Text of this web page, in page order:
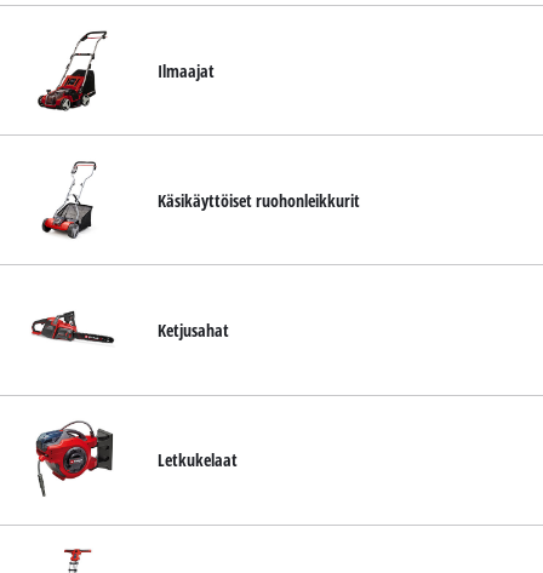
FISuomi
English
Ilmaajat
Käsikäyttöiset ruohonleikkurit
Ketjusahat
Letkukelaat